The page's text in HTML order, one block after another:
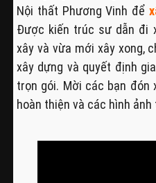
Nội thất Phương Vinh để
Được kiến trúc sư dẫn đi
xây và vừa mới xây xong,
xây dựng và quyết định
trọn gói. Mời các bạn đón
hoàn thiện và các hình